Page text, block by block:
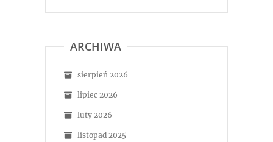
ARCHIWA
sierpień 2026
lipiec 2026
luty 2026
listopad 2025